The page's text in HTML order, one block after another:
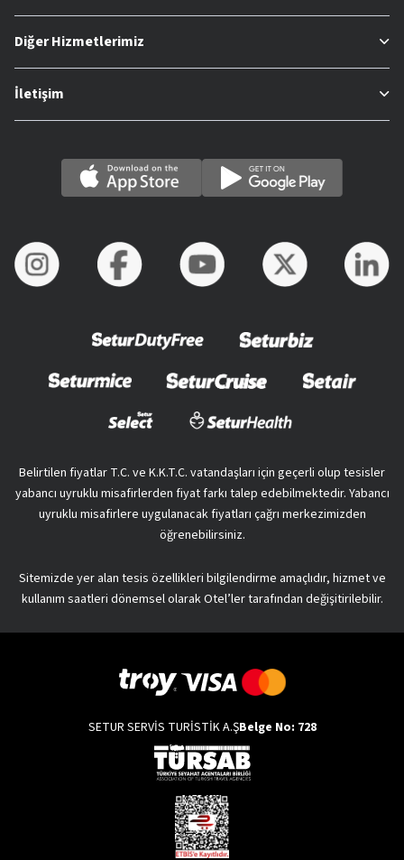
Diğer Hizmetlerimiz
İletişim
Belirtilen fiyatlar T.C. ve K.K.T.C. vatandaşları için geçerli olup tesisler
yabancı uyruklu misafirlerden fiyat farkı talep edebilmektedir. Yabancı
uyruklu misafirlere uygulanacak fiyatları çağrı merkezimizden
öğrenebilirsiniz.
Sitemizde yer alan tesis özellikleri bilgilendirme amaçlıdır, hizmet ve
kullanım saatleri dönemsel olarak Otel’ler tarafından değişitirilebilir.
SETUR SERVİS TURİSTİK A.ŞBelge No: 728